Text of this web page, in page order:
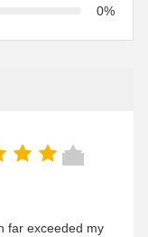
0%
far exceeded my